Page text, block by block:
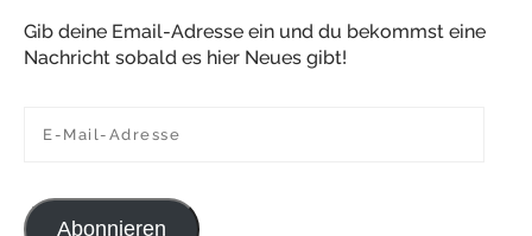
Gib deine Email-Adresse ein und du bekommst eine
Nachricht sobald es hier Neues gibt!
Abonnieren